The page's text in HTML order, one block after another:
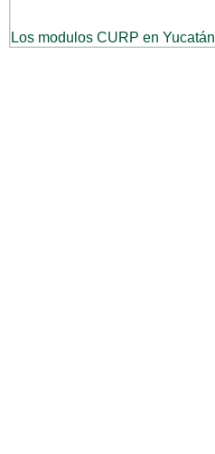
Los modulos CURP en Yucatán